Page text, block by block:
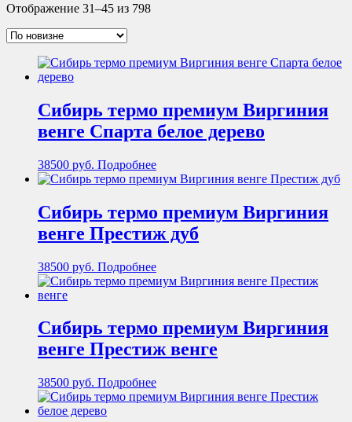
Отображение 31–45 из 798
Сибирь термо премиум Виргиния
венге Спарта белое дерево
38500 руб. Подробнее
Сибирь термо премиум Виргиния
венге Престиж дуб
38500 руб. Подробнее
Сибирь термо премиум Виргиния
венге Престиж венге
38500 руб. Подробнее